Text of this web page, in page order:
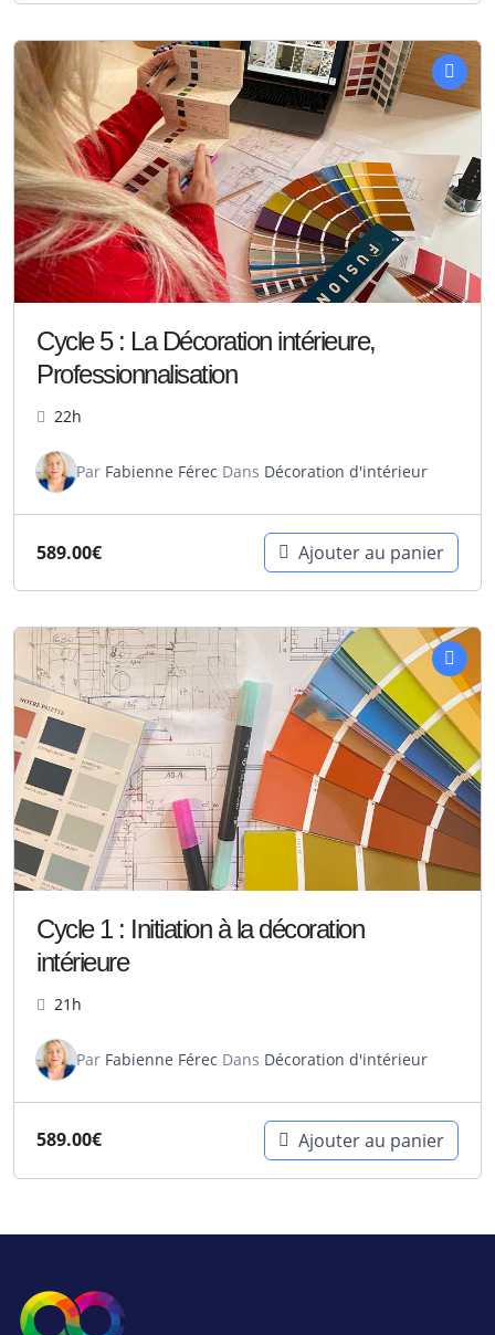
Cycle 5 : La Décoration intérieure,
Professionnalisation
22h
Par Fabienne Férec Dans Décoration d'intérieur
589.00€ Ajouter au panier
Cycle 1 : Initiation à la décoration
intérieure
21h
Par Fabienne Férec Dans Décoration d'intérieur
589.00€ Ajouter au panier